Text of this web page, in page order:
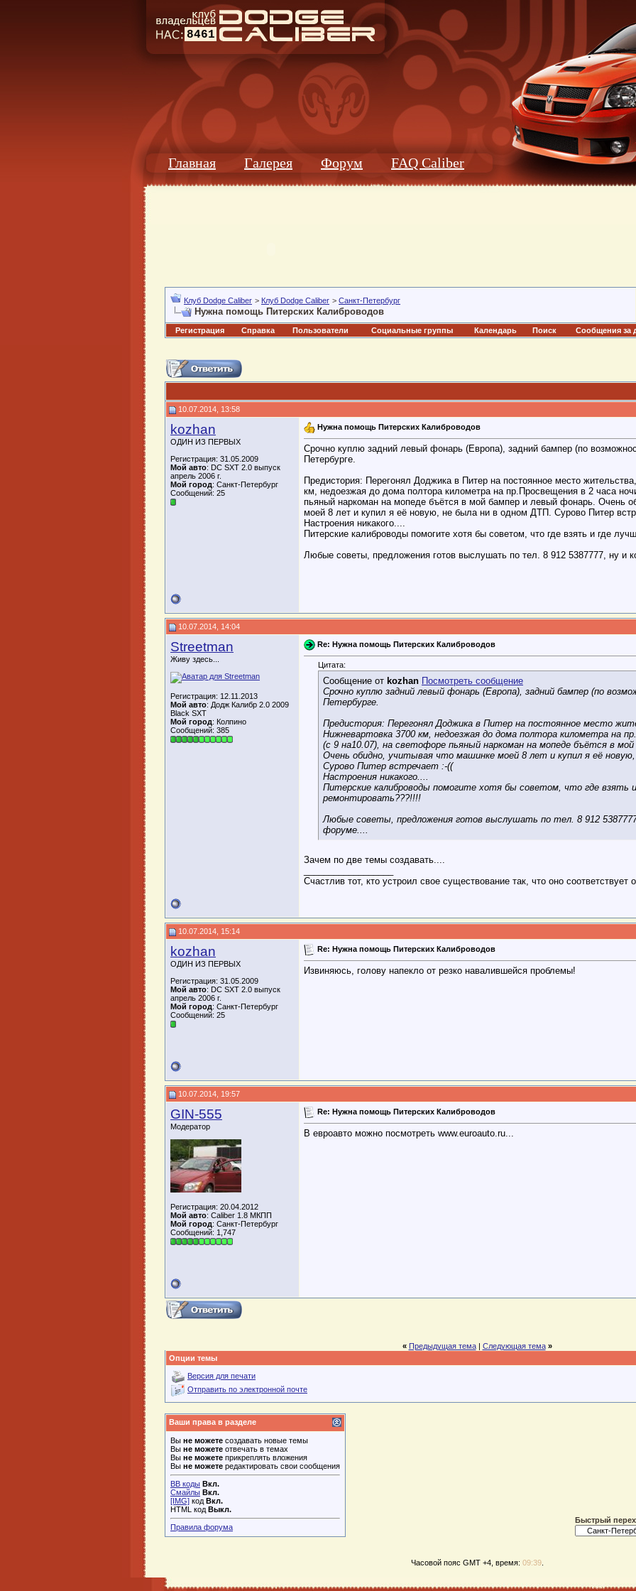
8461
Главная Галерея Форум FAQ Caliber
Клуб Dodge Caliber > Клуб Dodge Caliber > Санкт-Петербург
Нужна помощь Питерских Калиброводов
Регистрация Справка Пользователи Социальные группы Календарь Поиск Сообщения за
10.07.2014, 13:58
kozhan
ОДИН ИЗ ПЕРВЫХ
Регистрация: 31.05.2009
Мой авто: DC SXT 2.0 выпуск
апрель 2006 г.
Мой город: Санкт-Петербург
Сообщений: 25
Нужна помощь Питерских Калиброводов
Срочно куплю задний левый фонарь (Европа), задний бампер (по
Петербурге.
Предистория: Перегонял Доджика в Питер на постоянное место
км, недоезжая до дома полтора километра на пр.Просвещения в 2 часа
пьяный наркоман на мопеде бъётся в мой бампер и левый фонарь. Очень
моей 8 лет и купил я её новую, не была ни в одном ДТП. Сурово Питер
Настроения никакого....
Питерские калиброводы помогите хотя бы советом, что где взять и где
Любые советы, предложения готов выслушать по тел. 8 912 5387777, ну и
10.07.2014, 14:04
Streetman
Живу здесь...
Регистрация: 12.11.2013
Мой авто: Додж Калибр 2.0 2009
Black SXT
Мой город: Колпино
Сообщений: 385
Re: Нужна помощь Питерских Калиброводов
Цитата:
Сообщение от kozhan Посмотреть сообщение
Срочно куплю задний левый фонарь (Европа), задний бампер (по
Петербурге.
Предистория: Перегонял Доджика в Питер на постоянное место
Нижневартовка 3700 км, недоезжая до дома полтора километра на
(с 9 на10.07), на светофоре пьяный наркоман на мопеде бъётся в
Очень обидно, учитывая что машинке моей 8 лет и купил я её
Сурово Питер встречает :-((
Настроения никакого....
Питерские калиброводы помогите хотя бы советом, что где взять
ремонтировать???!!!!
Любые советы, предложения готов выслушать по тел. 8 912
форуме....
Зачем по две темы создавать....
Счастлив тот, кто устроил свое существование так, что оно соответствует
10.07.2014, 15:14
kozhan
ОДИН ИЗ ПЕРВЫХ
Регистрация: 31.05.2009
Мой авто: DC SXT 2.0 выпуск
апрель 2006 г.
Мой город: Санкт-Петербург
Сообщений: 25
Re: Нужна помощь Питерских Калиброводов
Извиняюсь, голову напекло от резко навалившейся проблемы!
10.07.2014, 19:57
GIN-555
Модератор
Регистрация: 20.04.2012
Мой авто: Caliber 1.8 МКПП
Мой город: Санкт-Петербург
Сообщений: 1,747
Re: Нужна помощь Питерских Калиброводов
В евроавто можно посмотреть www.euroauto.ru...
« Предыдущая тема| Следующая тема »
Опции темы
Версия для печати
Отправить по электронной почте
Ваши права в разделе
Вы не можете создавать новые темы
Вы не можете отвечать в темах
Вы не можете прикреплять вложения
Вы не можете редактировать свои сообщения
BB коды Вкл.
Смайлы Вкл.
[IMG] код Вкл.
HTML код Выкл.
Правила форума
Быстрый
Часовой пояс GMT +4, время: 09:39.